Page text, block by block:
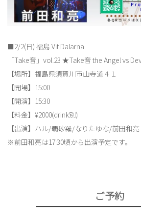
■2/2(日) 福島 Vit Dalarna
「Take音」vol.23 ★Take音 the Angel vs
【場所】福島県須賀川市山寺道４１
【開場】15:00
【開演】15:30
【料金】¥2000(drink別)
【出演】ハル/覇砂羅/なりたゆな/前田和亮
※前田和亮は17:30頃から出演予定です。
ご予約